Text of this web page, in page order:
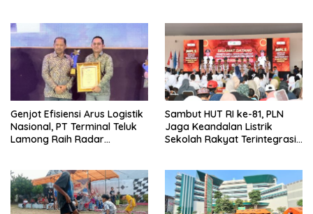
Genjot Efisiensi Arus Logistik
Nasional, PT Terminal Teluk
Lamong Raih Radar
Sambut HUT RI ke-81, PLN
Jaga Keandalan Listrik
Sekolah Rakyat Terintegrasi 1